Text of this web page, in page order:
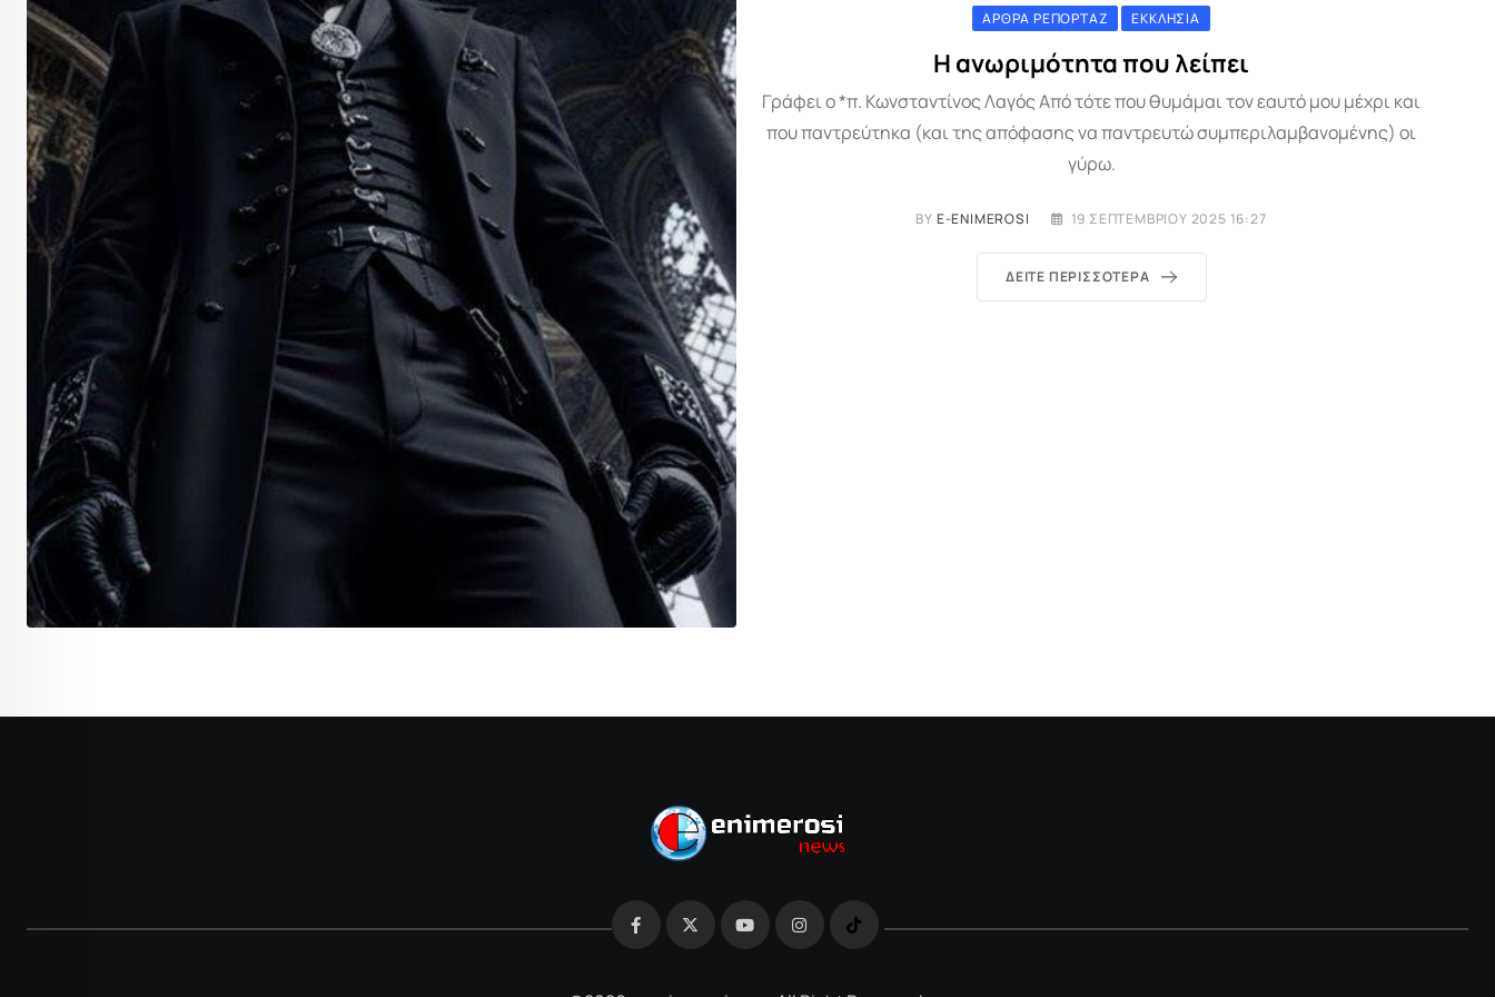
ΆΡΘΡΑ ΡΕΠΟΡΤΆΖ ΕΚΚΛΗΣΊΑ
H ανωριμότητα που λείπει
Γράφει ο *π. Κωνσταντίνος Λαγός Από τότε που θυμάμαι τον εαυτό μου μέχρι και
που παντρεύτηκα (και της απόφασης να παντρευτώ συμπεριλαμβανομένης) οι
γύρω.
BY E-ENIMEROSI 19 ΣΕΠΤΕΜΒΡΊΟΥ 2025 16:27
ΔΕΊΤΕ ΠΕΡΙΣΣΌΤΕΡΑ